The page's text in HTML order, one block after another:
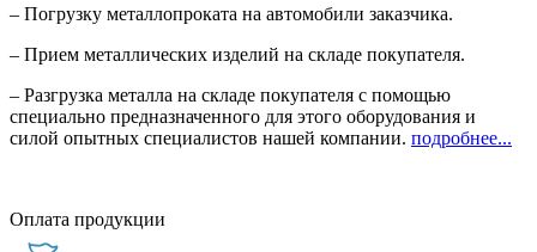
– Погрузку металлопроката на автомобили заказчика.
– Прием металлических изделий на складе покупателя.
– Разгрузка металла на складе покупателя с помощью
специально предназначенного для этого оборудования и
силой опытных специалистов нашей компании. подробнее...
Оплата продукции